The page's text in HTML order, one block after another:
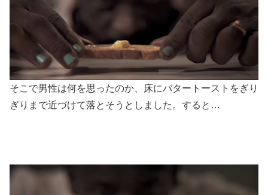
そこで男性は何を思ったのか、床にバタートーストをぎり
ぎりまで近づけて落とそうとしました。すると…